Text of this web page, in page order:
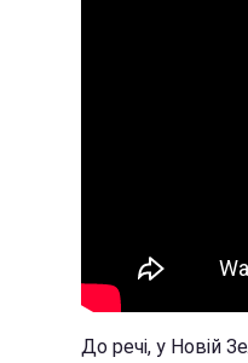
До речі, у Новій